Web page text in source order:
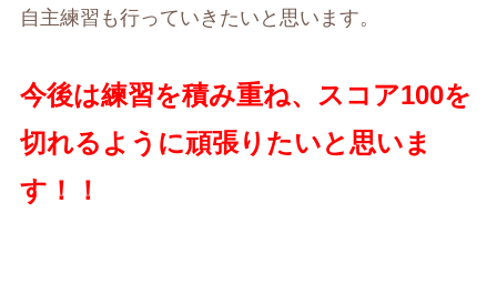
自主練習も行っていきたいと思います。
今後は練習を積み重ね、スコア100を
切れるように頑張りたいと思いま
す！！